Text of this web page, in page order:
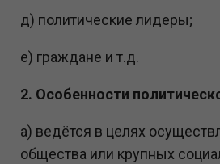
д) политические лидеры;
е) граждане и т.д.
2. Особенности
а) ведётся в целях
общества или крупных